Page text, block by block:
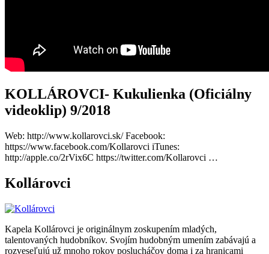
KOLLÁROVCI- Kukulienka (Oficiálny
videoklip) 9/2018
Web: http://www.kollarovci.sk/ Facebook:
https://www.facebook.com/Kollarovci iTunes:
http://apple.co/2rVix6C https://twitter.com/Kollarovci …
Kollárovci
Kapela Kollárovci je originálnym zoskupením mladých,
talentovaných hudobníkov. Svojím hudobným umením zabávajú a
rozveseľujú už mnoho rokov poslucháčov doma i za hranicami